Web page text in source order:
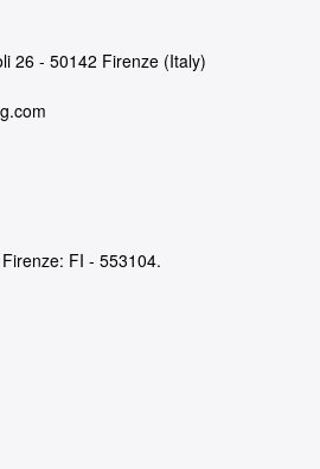
26 - 50142 Firenze (Italy)
FI - 553104.